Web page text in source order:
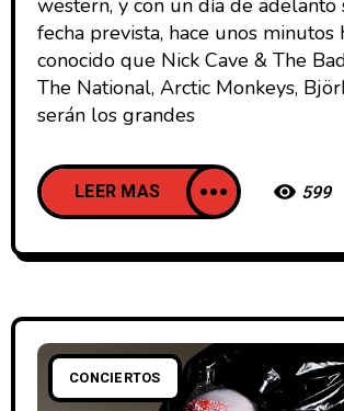
western, y con un día de adelanto
fecha prevista, hace unos minutos
conocido que Nick Cave & The
The National, Arctic Monkeys,
serán los grandes
LEER MAS 599
CONCIERTOS